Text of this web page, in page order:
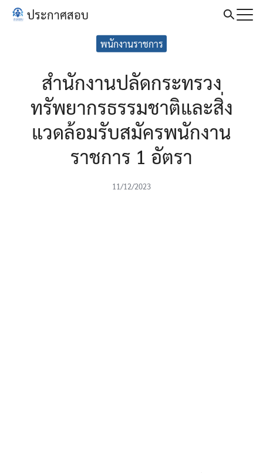
Skip
ประกาศสอบ
พนักงานราชการ
สำนักงานปลัดกระทรวง
ทรัพยากรธรรมชาติและสิ่ง
แวดล้อมรับสมัครพนักงาน
ราชการ 1 อัตรา
11/12/2023